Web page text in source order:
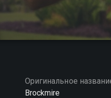
Оригинальное
Brockmire